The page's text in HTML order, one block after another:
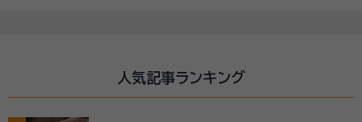
人気記事ランキング